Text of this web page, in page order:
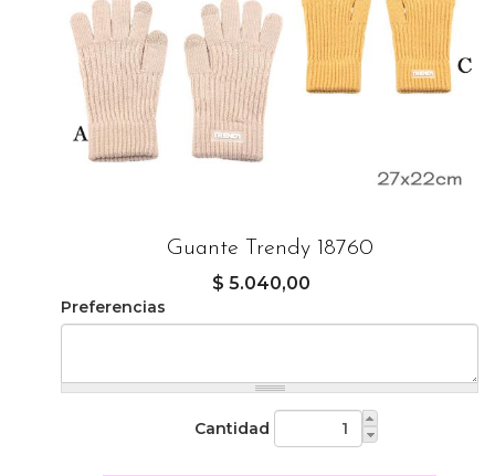
Guante Trendy 18760
$ 5.040,00
Preferencias
Cantidad